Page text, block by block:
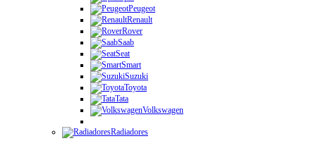
Peugeot
Renault
Rover
Saab
Seat
Smart
Suzuki
Toyota
Tata
Volkswagen
Radiadores